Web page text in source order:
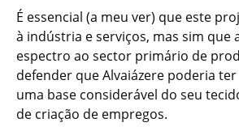
É essencial (a meu ver) que este
à indústria e serviços, mas sim que
espectro ao sector primário de
defender que Alvaiázere poderia
uma base considerável do seu
de criação de empregos.